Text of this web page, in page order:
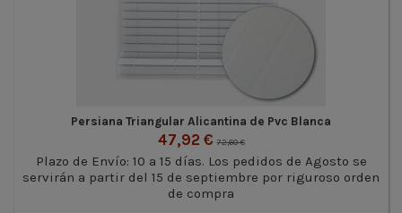
Persiana Triangular Alicantina de Pvc Blanca
47,92 €72,60 €
Plazo de Envío: 10 a 15 días. Los pedidos de Agosto se
servirán a partir del 15 de septiembre por riguroso orden
de compra